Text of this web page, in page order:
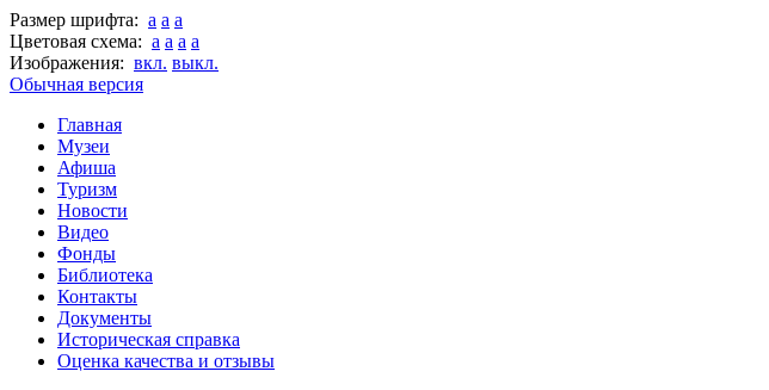
Размер шрифта: a a a
Цветовая схема: a a a a
Изображения: вкл. выкл.
Обычная версия
Главная
Музеи
Афиша
Туризм
Новости
Видео
Фонды
Библиотека
Контакты
Документы
Историческая справка
Оценка качества и отзывы